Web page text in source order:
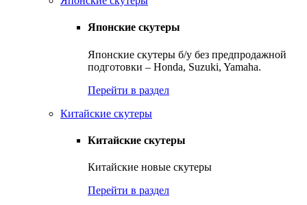
Японские скутеры
Японские скутеры б/у без предпродажной
подготовки – Honda, Suzuki, Yamaha.
Перейти в раздел
Китайские скутеры
Китайские скутеры
Китайские новые скутеры
Перейти в раздел